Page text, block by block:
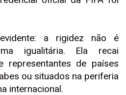
a rigidez não é
igualitária. Ela recai
representantes de países
ou situados na periferia
internacional.